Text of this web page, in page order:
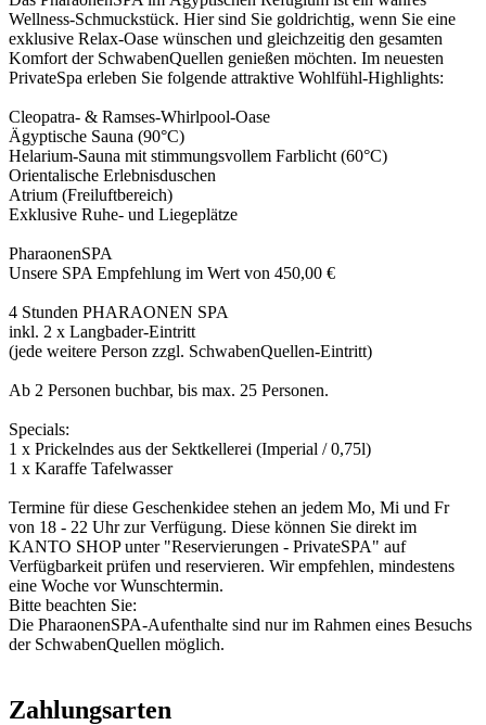
Wellness-Schmuckstück. Hier sind Sie goldrichtig, wenn Sie eine
exklusive Relax-Oase wünschen und gleichzeitig den gesamten
Komfort der SchwabenQuellen genießen möchten. Im neuesten
PrivateSpa erleben Sie folgende attraktive Wohlfühl-Highlights:
Cleopatra- & Ramses-Whirlpool-Oase
Ägyptische Sauna (90°C)
Helarium-Sauna mit stimmungsvollem Farblicht (60°C)
Orientalische Erlebnisduschen
Atrium (Freiluftbereich)
Exklusive Ruhe- und Liegeplätze
PharaonenSPA
Unsere SPA Empfehlung im Wert von 450,00 €
4 Stunden PHARAONEN SPA
inkl. 2 x Langbader-Eintritt
(jede weitere Person zzgl. SchwabenQuellen-Eintritt)
Ab 2 Personen buchbar, bis max. 25 Personen.
Specials:
1 x Prickelndes aus der Sektkellerei (Imperial / 0,75l)
1 x Karaffe Tafelwasser
Termine für diese Geschenkidee stehen an jedem Mo, Mi und Fr
von 18 - 22 Uhr zur Verfügung. Diese können Sie direkt im
KANTO SHOP unter "Reservierungen - PrivateSPA" auf
Verfügbarkeit prüfen und reservieren. Wir empfehlen, mindestens
eine Woche vor Wunschtermin.
Bitte beachten Sie:
Die PharaonenSPA-Aufenthalte sind nur im Rahmen eines Besuchs
der SchwabenQuellen möglich.
Zahlungsarten